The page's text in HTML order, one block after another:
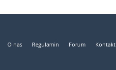
O nas Regulamin Forum Kontakt